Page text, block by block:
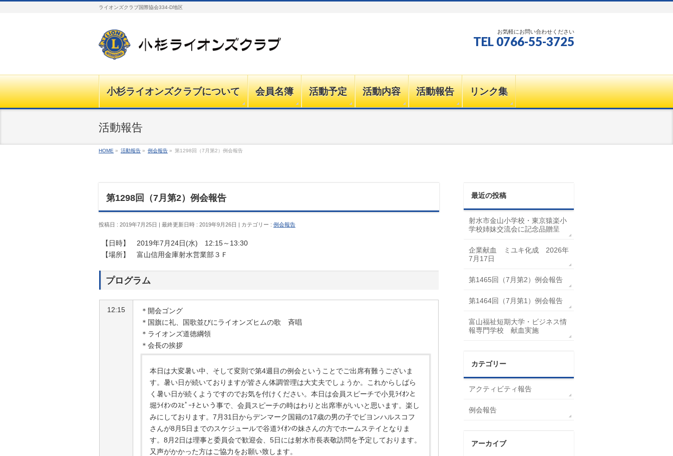
ライオンズクラブ国際協会334-D地区
お気軽にお問い合わせください
TEL 0766-55-3725
小杉ライオンズクラブについて 会員名簿 活動予定 活動内容 活動報告 リンク集
活動報告
HOME » 活動報告 » 例会報告 » 第1298回（7月第2）例会報告
第1298回（7月第2）例会報告
投稿日 : 2019年7月25日 最終更新日時 : 2019年9月26日 カテゴリー : 例会報告
【日時】 2019年7月24日(水) 12:15～13:30
【場所】 富山信用金庫射水営業部３Ｆ
プログラム
12:15
＊開会ゴング
＊国旗に礼、国歌並びにライオンズヒムの歌 斉唱
＊ライオンズ道徳綱領
＊会長の挨拶
本日は大変暑い中、そして変則で第4週目の例会ということでご出席有難うございま
す。暑い日が続いておりますが皆さん体調管理は大丈夫でしょうか。これからしばら
く暑い日が続くようですのでお気を付けください。本日は会員スピーチで小見ﾗｲｵﾝと
堀ﾗｲｵﾝのｽﾋﾟｰﾁという事で、会員スピーチの時はわりと出席率がいいと思います。楽し
みにしております。 7 月31 日からデンマーク国籍の17歳の男の子でビヨンハルスコフ
さんが8 月5日までのスケジュールで谷道ﾗｲｵﾝの妹さんの方でホームステイとなりま
す。 8 月 2日は理事と委員会で歓迎会、 5日には射水市長表敬訪問を予定しております。
又声がかかった方はご協力をお願い致します。
最近の投稿
射水市金山小学校・東京猿楽小
学校姉妹交流会に記念品贈呈
企業献血 ミユキ化成 2026年
7月17日
第1465回（7月第2）例会報告
第1464回（7月第1）例会報告
富山福祉短期大学・ビジネス情
報専門学校 献血実施
カテゴリー
アクティビティ報告
例会報告
アーカイブ